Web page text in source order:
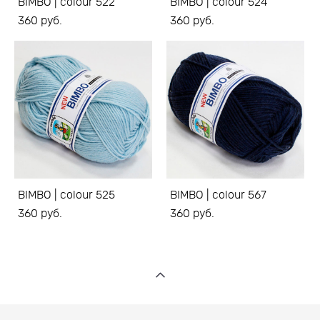
360 pуб.
360 pуб.
BIMBO | colour 525
360 pуб.
BIMBO | colour 567
360 pуб.